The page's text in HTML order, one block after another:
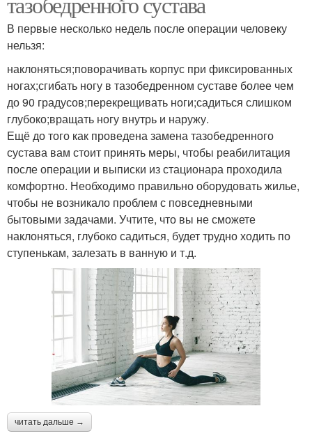
В первые несколько недель после операции человеку
нельзя:
наклоняться;поворачивать корпус при фиксированных
ногах;сгибать ногу в тазобедренном суставе более чем
до 90 градусов;перекрещивать ноги;садиться слишком
глубоко;вращать ногу внутрь и наружу.
Ещё до того как проведена замена тазобедренного
сустава вам стоит принять меры, чтобы реабилитация
после операции и выписки из стационара проходила
комфортно. Необходимо правильно оборудовать жилье,
чтобы не возникало проблем с повседневными
бытовыми задачами. Учтите, что вы не сможете
наклоняться, глубоко садиться, будет трудно ходить по
ступенькам, залезать в ванную и т.д.
читать дальше →